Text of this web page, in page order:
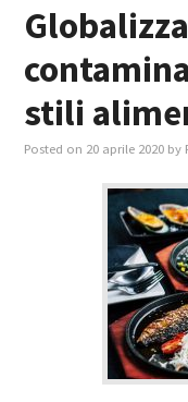
stili
Posted on 20 aprile 2020 by